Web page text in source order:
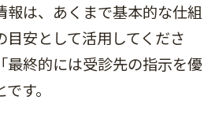
報は、あくまで基本的な仕組
安として活用してくださ
最終的には受診先の指示を優
す。